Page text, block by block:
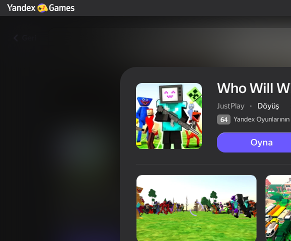
Who Will Win? Create A Battle!
Yandex Oyunlarının Reytinqi 4,4 Oyunçuların qiyməti 12+
Simulyator JustPlay
Who Will
JustPlay · Döyüş
64 Yandex
Oyna